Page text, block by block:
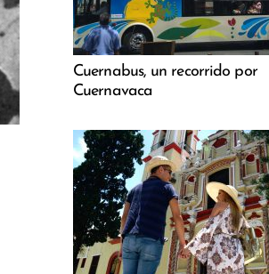
Cuernabus, un recorrido por
Cuernavaca